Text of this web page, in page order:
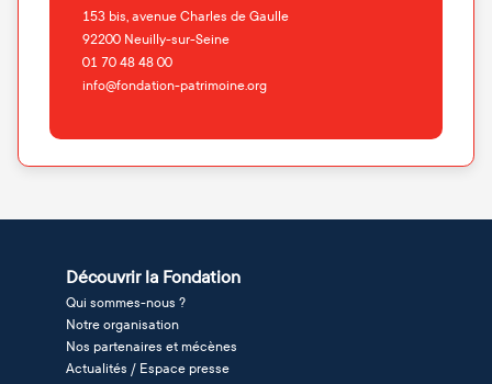
153 bis, avenue Charles de Gaulle
92200 Neuilly-sur-Seine
01 70 48 48 00
info@fondation-patrimoine.org
Découvrir la Fondation
Qui sommes-nous ?
Notre organisation
Nos partenaires et mécènes
Actualités / Espace presse